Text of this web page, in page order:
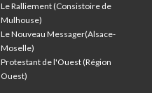
Le Ralliement (Consistoire de
Mulhouse)
Le Nouveau Messager(Alsace-
Moselle)
Protestant de l'Ouest (Région
Ouest)